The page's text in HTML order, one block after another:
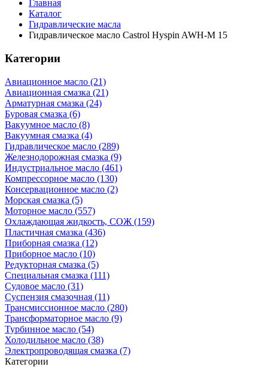
Главная
Каталог
Гидравлические масла
Гидравлическое масло Castrol Hyspin AWH-M 15
Категории
Авиационное масло (21)
Авиационная смазка (21)
Арматурная смазка (24)
Буровая смазка (6)
Вакуумное масло (8)
Вакуумная смазка (4)
Гидравлическое масло (289)
Железнодорожная смазка (9)
Индустриальное масло (461)
Компрессорное масло (130)
Консервационное масло (2)
Морская смазка (5)
Моторное масло (557)
Охлаждающая жидкость, СОЖ (159)
Пластичная смазка (436)
Приборная смазка (12)
Приборное масло (10)
Редукторная смазка (5)
Специальная смазка (111)
Судовое масло (31)
Суспензия смазочная (11)
Трансмиссионное масло (280)
Трансформаторное масло (9)
Турбинное масло (54)
Холодильное масло (38)
Электропроводящая смазка (7)
Категории